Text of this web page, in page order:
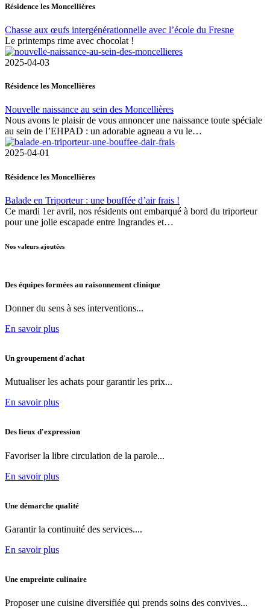
Résidence les Moncellières
Chasse aux œufs intergénérationnelle avec l’école du Fresne
Le printemps rime avec chocolat !
2025-04-03
Résidence les Moncellières
Nouvelle naissance au sein des Moncellières
Nous avons le plaisir de vous annoncer une naissance toute spéciale
au sein de l’EHPAD : un adorable agneau a vu le…
2025-04-01
Résidence les Moncellières
Balade en Triporteur : une bouffée d’air frais !
Ce mardi 1er avril, nos résidents ont embarqué à bord du triporteur
pour une jolie escapade entre Ingrandes et…
Nos valeurs ajoutées
Des équipes formées au raisonnement clinique
Donner du sens à ses interventions...
En savoir plus
Un groupement d'achat
Mutualiser les achats pour garantir les prix...
En savoir plus
Des lieux d'expression
Favoriser la libre circulation de la parole...
En savoir plus
Une démarche qualité
Garantir la continuité des services....
En savoir plus
Une empreinte culinaire
Proposer une cuisine diversifiée qui prends soins des convives...